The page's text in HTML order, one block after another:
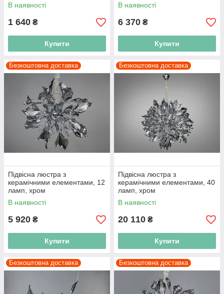
В наявності
1 640 ₴
Купити
В наявності
6 370 ₴
Купити
Безкоштовна доставка
Підвісна люстра з
керамічними елементами, 12
ламп, хром
В наявності
5 920 ₴
Купити
Безкоштовна доставка
Підвісна люстра з
керамічними елементами, 40
ламп, хром
В наявності
20 110 ₴
Купити
Безкоштовна доставка Безкоштовна доставка